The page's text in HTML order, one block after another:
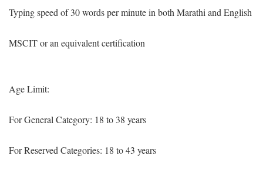
Typing speed of 30 words per minute in both Marathi and English
MSCIT or an equivalent certification
Age Limit:
For General Category: 18 to 38 years
For Reserved Categories: 18 to 43 years